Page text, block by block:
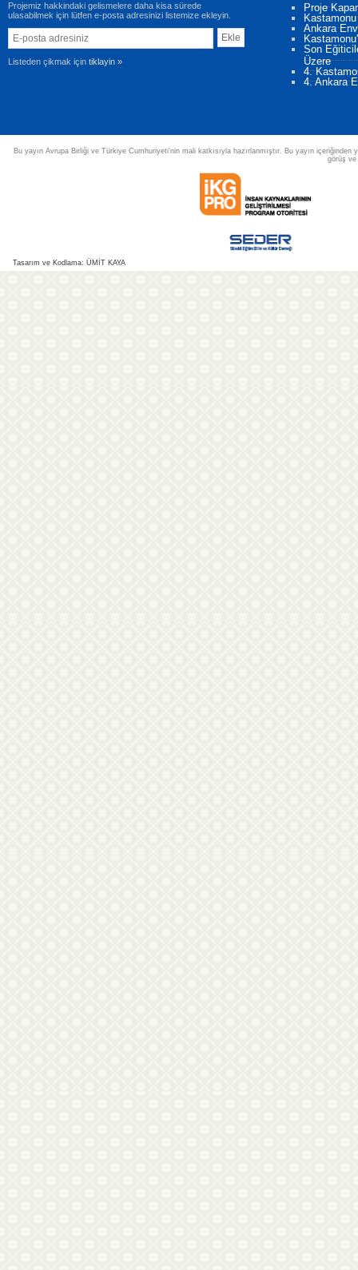
Projemiz hakkindaki gelismelere daha kisa sürede
ulasabilmek için lütfen e-posta adresinizi listemize ekleyin.
Listeden çikmak için tiklayin »
Proje
Kastamonu
Ankara
Son
Üzere
4.
4. Ankara
Bu yayın Avrupa Birliği ve Türkiye Cumhuriyeti'nin mali katkısıyla hazırlanmıştır. Bu yayın
görüş ve
Tasarım ve Kodlama: ÜMİT KAYA